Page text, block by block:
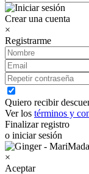
Crear una cuenta
×
Registrarme
Quiero recibir
Ver los términos y
Finalizar registro
o iniciar sesión
×
Aceptar